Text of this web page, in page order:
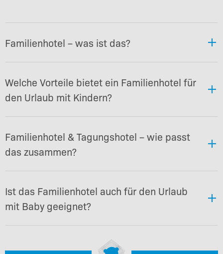
Familienhotel – was ist das?
Welche Vorteile bietet ein Familienhotel für
den Urlaub mit Kindern?
Familienhotel & Tagungshotel – wie passt
das zusammen?
Ist das Familienhotel auch für den Urlaub
mit Baby geeignet?